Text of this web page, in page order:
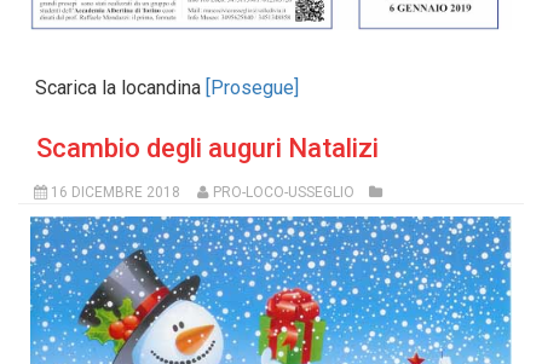
Scarica la locandina [Prosegue]
Scambio degli auguri Natalizi
16 DICEMBRE 2018 PRO-LOCO-USSEGLIO